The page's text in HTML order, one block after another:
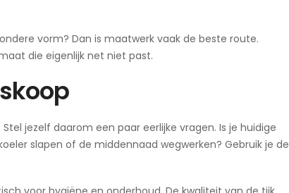
vorm? Dan is maatwerk vaak de beste route.
die eigenlijk net niet past.
jezelf daarom een paar eerlijke vragen. Is je huidige
slapen of de middennaad wegwerken? Gebruik je de